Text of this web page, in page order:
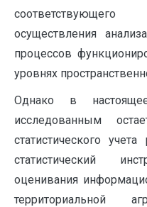
осуществления
процессов
уровнях
Однако в
исследованным
статистического
статистический
оценивания
территориальной